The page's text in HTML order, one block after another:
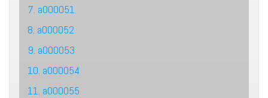
7. a000051
8. a000052
9. a000053
10. a000054
11. a000055